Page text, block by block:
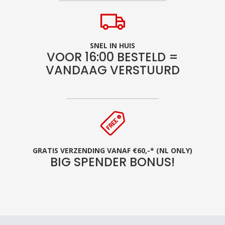
SNEL IN HUIS
VOOR 16:00 BESTELD =
VANDAAG VERSTUURD
GRATIS VERZENDING VANAF €60,-* (NL ONLY)
BIG SPENDER BONUS!